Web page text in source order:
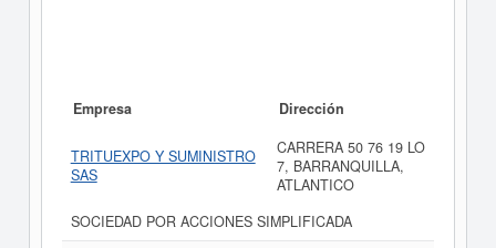
Empresa Dirección
TRITUEXPO Y SUMINISTRO
SAS
CARRERA 50 76 19 LO
7, BARRANQUILLA,
ATLANTICO
SOCIEDAD POR ACCIONES SIMPLIFICADA